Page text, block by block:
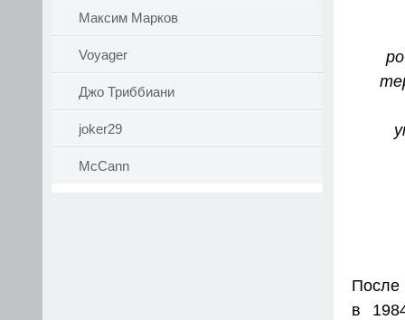
Максим Марков
Voyager
Джо Триббиани
joker29
McCann
После
в